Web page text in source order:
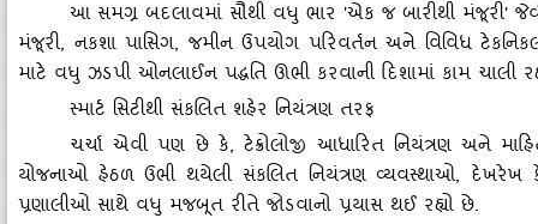
આ સમગ્ર બદલાવમાં સૌથી વધુ ભાર'એક જ બારીથી મંજૂરી'
મંજૂરી, નકશા પાસિગ, જમીન ઉપયોગ પરિવર્તન અને વિવિધ
માટે વધુ ઝડપી ઓનલાઈન પદ્ધતિ ઊભી કરવાની દિશામાં કામ ચાલી
સ્‍માર્ટ સિટીથી સંકલિત શહેર નિયંત્રણ તરફ
ચર્ચા એવી પણ છે કે, ટેક્રોલોજી આધારિત નિયંત્રણ અને
યોજનાઓ હેઠળ ઉભી થયેલી સંકલિત નિયંત્રણ વ્‍યવસ્‍થાઓ, દેખરેખ
પ્રણાલીઓ સાથે વધુ મજબૂત રીતે જોડવાનો પ્રયાસ થઈ રહ્યો છે.